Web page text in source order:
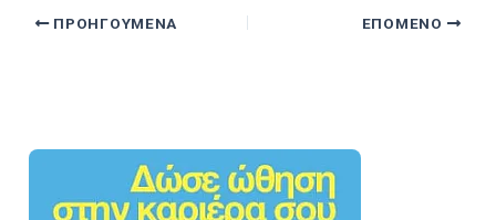
ΠΡΟΗΓΟΎΜΕΝΑ ΕΠΌΜΕΝΟ